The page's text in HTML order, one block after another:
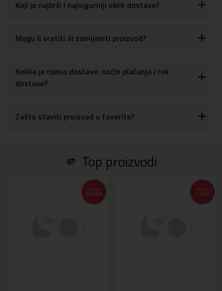
glasnoće, tipki za uključivanje/isključivanje, kao i postavkama za
otisaka prstiju, prašine ili drugih mrlja
Koji je najbrži i najsigurniji oblik dostave?
Mogu li vratiti ili zamijeniti proizvod?
Kolika je cijena dostave, način plaćanja i rok
dostave?
Zašto staviti proizvod u favorite?
🫵 Top proizvodi
UŠTEDA
35,00 €
UŠTEDA
1,50 €